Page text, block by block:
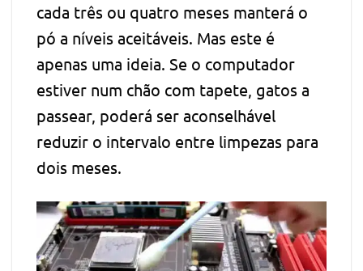
cada três ou quatro meses manterá o
pó a níveis aceitáveis. Mas este é
apenas uma ideia. Se o computador
estiver num chão com tapete, gatos a
passear, poderá ser aconselhável
reduzir o intervalo entre limpezas para
dois meses.